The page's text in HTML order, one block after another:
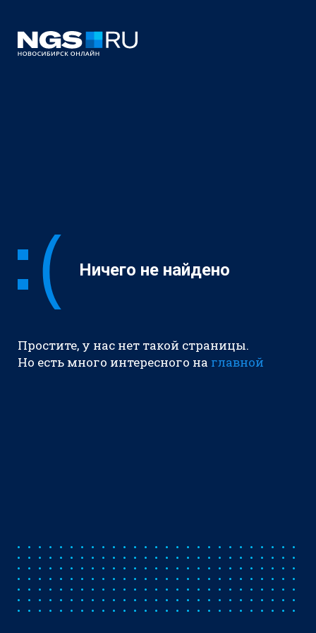
Ничего не найдено
Простите, у нас нет такой страницы.
Но есть много интересного на главной